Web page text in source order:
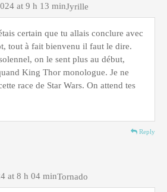
Jyrille
at 9 h 13 min
certain que tu allais conclure avec
tout à fait bienvenu il faut le dire.
on le sent plus au début,
King Thor monologue. Je ne
race de Star Wars. On attend tes
Reply
Tornado
at 8 h 04 min